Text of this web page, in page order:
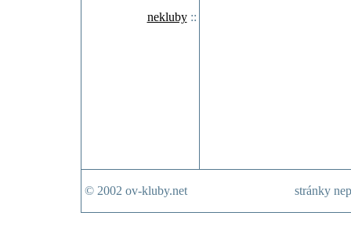
nekluby::
© 2002 ov-kluby.net stránky